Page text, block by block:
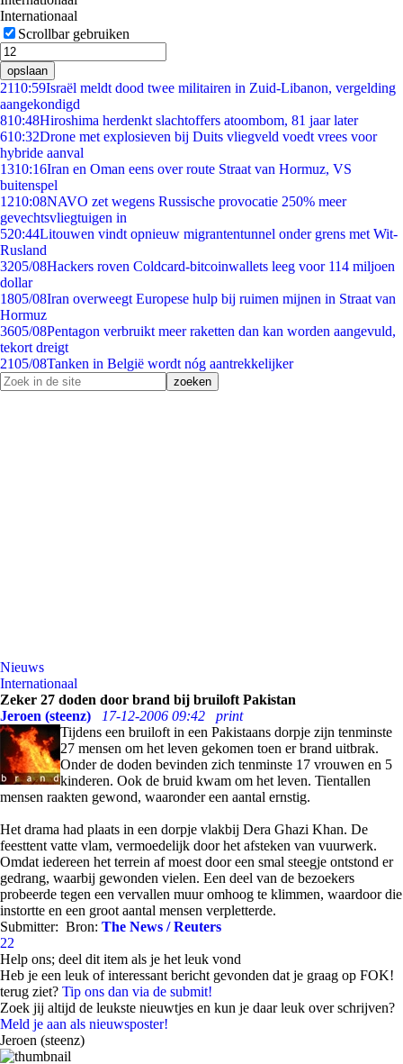
Internationaal
Scrollbar gebruiken
opslaan
2110:59Israël meldt dood twee militairen in Zuid-Libanon, vergelding
aangekondigd
810:48Hiroshima herdenkt slachtoffers atoombom, 81 jaar later
610:32Drone met explosieven bij Duits vliegveld voedt vrees voor
hybride aanval
1310:16Iran en Oman eens over route Straat van Hormuz, VS
buitenspel
1210:08NAVO zet wegens Russische provocatie 250% meer
gevechtsvliegtuigen in
520:44Litouwen vindt opnieuw migrantentunnel onder grens met Wit-
Rusland
3205/08Hackers roven Coldcard-bitcoinwallets leeg voor 114 miljoen
dollar
1805/08Iran overweegt Europese hulp bij ruimen mijnen in Straat van
Hormuz
3605/08Pentagon verbruikt meer raketten dan kan worden aangevuld,
tekort dreigt
2105/08Tanken in België wordt nóg aantrekkelijker
Nieuws
Internationaal
Zeker 27 doden door brand bij bruiloft Pakistan
Jeroen (steenz)
17-12-2006 09:42
print
Tijdens een bruiloft in een Pakistaans dorpje zijn tenminste
27 mensen om het leven gekomen toen er brand uitbrak.
Onder de doden bevinden zich tenminste 17 vrouwen en 5
kinderen. Ook de bruid kwam om het leven. Tientallen
mensen raakten gewond, waaronder een aantal ernstig.
Het drama had plaats in een dorpje vlakbij Dera Ghazi Khan. De
feesttent vatte vlam, vermoedelijk door het afsteken van vuurwerk.
Omdat iedereen het terrein af moest door een smal steegje ontstond er
gedrang, waarbij gewonden vielen. Een deel van de bezoekers
probeerde tegen een vervallen muur omhoog te klimmen, waardoor die
instortte en een groot aantal mensen verpletterde.
Submitter: Bron: The News / Reuters
22
Help ons; deel dit item als je het leuk vond
Heb je een leuk of interessant bericht gevonden dat je graag op FOK!
terug ziet? Tip ons dan via de submit!
Zoek jij altijd de leukste nieuwtjes en kun je daar leuk over schrijven?
Meld je aan als nieuwsposter!
Jeroen (steenz)